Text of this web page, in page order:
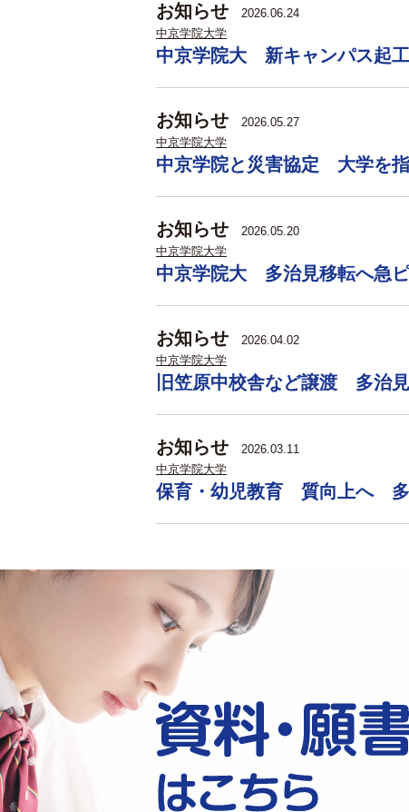
お知らせ
2026.06.24
中京学院大学
中京学院大 新キャンパス起
お知らせ
2026.05.27
中京学院大学
中京学院と災害協定 大学を
お知らせ
2026.05.20
中京学院大学
中京学院大 多治見移転へ急
お知らせ
2026.04.02
中京学院大学
旧笠原中校舎など譲渡 多治
お知らせ
2026.03.11
中京学院大学
保育・幼児教育 質向上へ 多